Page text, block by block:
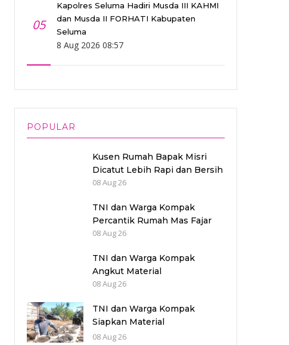
05
Kapolres Seluma Hadiri Musda III KAHMI
dan Musda II FORHATI Kabupaten
Seluma
8 Aug 2026 08:57
POPULAR
Kusen Rumah Bapak Misri
Dicatut Lebih Rapi dan Bersih
08 Aug 26
TNI dan Warga Kompak
Percantik Rumah Mas Fajar
08 Aug 26
TNI dan Warga Kompak
Angkut Material
08 Aug 26
TNI dan Warga Kompak
Siapkan Material
Pembangunan TMMD
08 Aug 26